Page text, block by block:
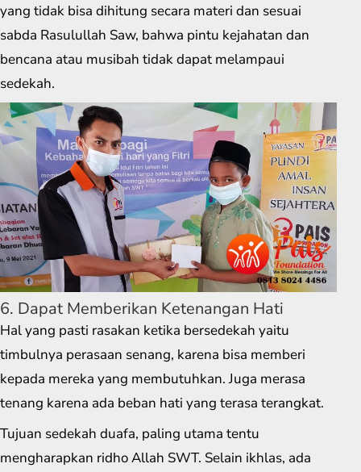
yang tidak bisa dihitung secara materi dan sesuai
sabda Rasulullah Saw, bahwa pintu kejahatan dan
bencana atau musibah tidak dapat melampaui
sedekah.
6. Dapat Memberikan Ketenangan Hati
Hal yang pasti rasakan ketika bersedekah yaitu
timbulnya perasaan senang, karena bisa memberi
kepada mereka yang membutuhkan. Juga merasa
tenang karena ada beban hati yang terasa terangkat.
Tujuan sedekah duafa, paling utama tentu
mengharapkan ridho Allah SWT. Selain ikhlas, ada